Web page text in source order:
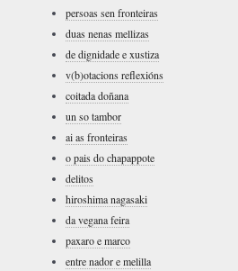
persoas sen fronteiras
duas nenas mellizas
de dignidade e xustiza
v(b)otacions reflexións
coitada doñana
un so tambor
ai as fronteiras
o pais do chapappote
delitos
hiroshima nagasaki
da vegana feira
paxaro e marco
entre nador e melilla